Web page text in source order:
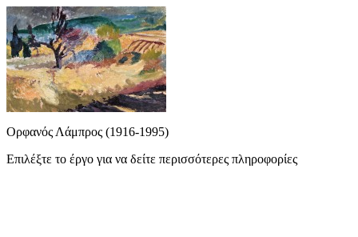
Ορφανός Λάμπρος (1916-1995)
Επιλέξτε το έργο για να δείτε περισσότερες πληροφορίες